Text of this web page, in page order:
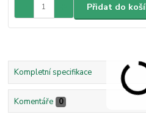
Přidat do
Kompletní specifikace
Komentáře 0